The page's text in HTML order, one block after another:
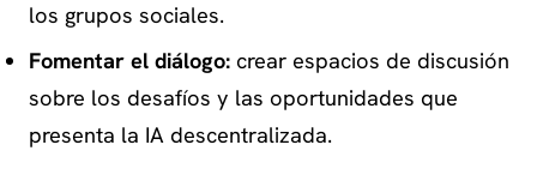
los grupos sociales.
Fomentar el diálogo:crear espacios de discusión
sobre los desafíos y las oportunidades que
presenta la IA descentralizada.